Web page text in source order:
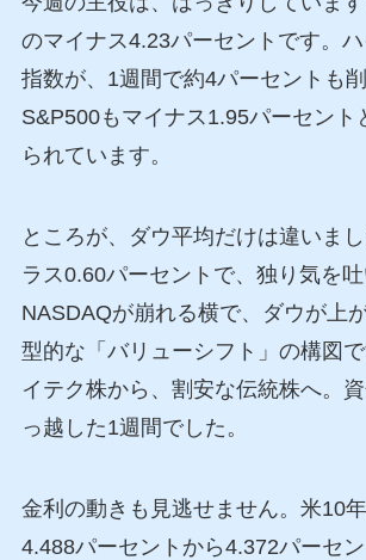
のマイナス4.23パーセントです。
指数が、1週間で約4パーセントも削
S&P500もマイナス1.95パーセント
られています。
ところが、ダウ平均だけは違いま
ラス0.60パーセントで、独り気を吐
NASDAQが崩れる横で、ダウが上
型的な「バリューシフト」の構図
イテク株から、割安な伝統株へ。資
っ越した1週間でした。
金利の動きも見逃せません。米10年
4.488パーセントから4.372パーセ